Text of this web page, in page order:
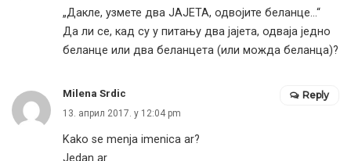
„Дакле, узмете два ЈАЈЕТА, одвојите беланце…“
Да ли се, кад су у питању два јајета, одваја једно
беланце или два беланцета (или можда беланца)?
Milena Srdic
13. април 2017. у 12:04 pm
Kako se menja imenica ar?
Jedan ar
Reply